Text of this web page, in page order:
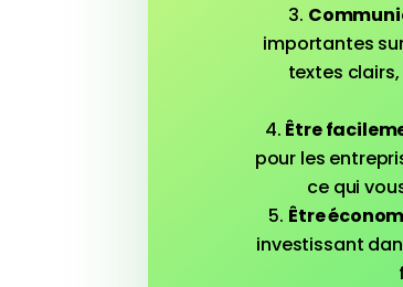
importantes
textes
Être
pour les
ce qui
Être
investissant